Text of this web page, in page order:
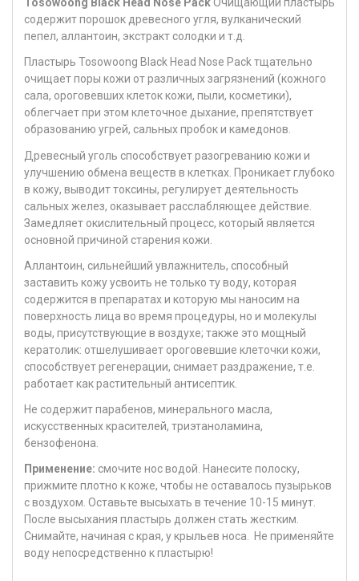
Tosowoong Black Head Nose PackОчищающий пластырь
содержит порошок древесного угля, вулканический
пепел, аллантоин, экстракт солодки и т.д.
Пластырь Tosowoong Black Head Nose Pack тщательно
очищает поры кожи от различных загрязнений (кожного
сала, ороговевших клеток кожи, пыли, косметики),
облегчает при этом клеточное дыхание, препятствует
образованию угрей, сальных пробок и камедонов.
Древесный уголь способствует разогреванию кожи и
улучшению обмена веществ в клетках. Проникает глубоко
в кожу, выводит токсины, регулирует деятельность
сальных желез, оказывает расслабляющее действие.
Замедляет окислительный процесс, который является
основной причиной старения кожи.
Аллантоин, сильнейший увлажнитель, способный
заставить кожу усвоить не только ту воду, которая
содержится в препаратах и которую мы наносим на
поверхность лица во время процедуры, но и молекулы
воды, присутствующие в воздухе; также это мощный
кератолик: отшелушивает ороговевшие клеточки кожи,
способствует регенерации, снимает раздражение, т.е.
работает как растительный антисептик.
Не содержит парабенов, минерального масла,
искусственных красителей, триэтаноламина,
бензофенона.
Применение: смочите нос водой. Нанесите полоску,
прижмите плотно к коже, чтобы не оставалось пузырьков
с воздухом. Оставьте высыхать в течение 10-15 минут.
После высыхания пластырь должен стать жестким.
Снимайте, начиная с края, у крыльев носа. Не применяйте
воду непосредственно к пластырю!